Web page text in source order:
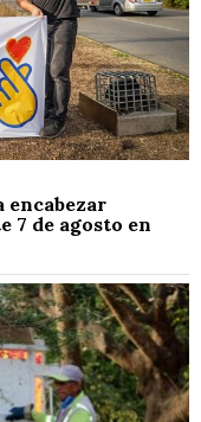
encabezar
7 de agosto en